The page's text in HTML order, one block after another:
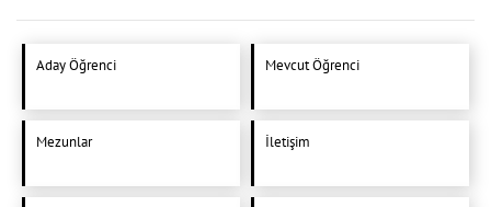
Aday Öğrenci Mevcut Öğrenci
Mezunlar İletişim